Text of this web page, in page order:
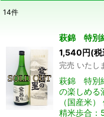
並び順:
14件
萩錦 特
1,540円(税
完売 いたし
萩錦 特別
の楽しめる
（国産米
精米歩合